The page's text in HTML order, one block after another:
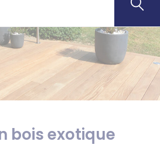
bois exotique